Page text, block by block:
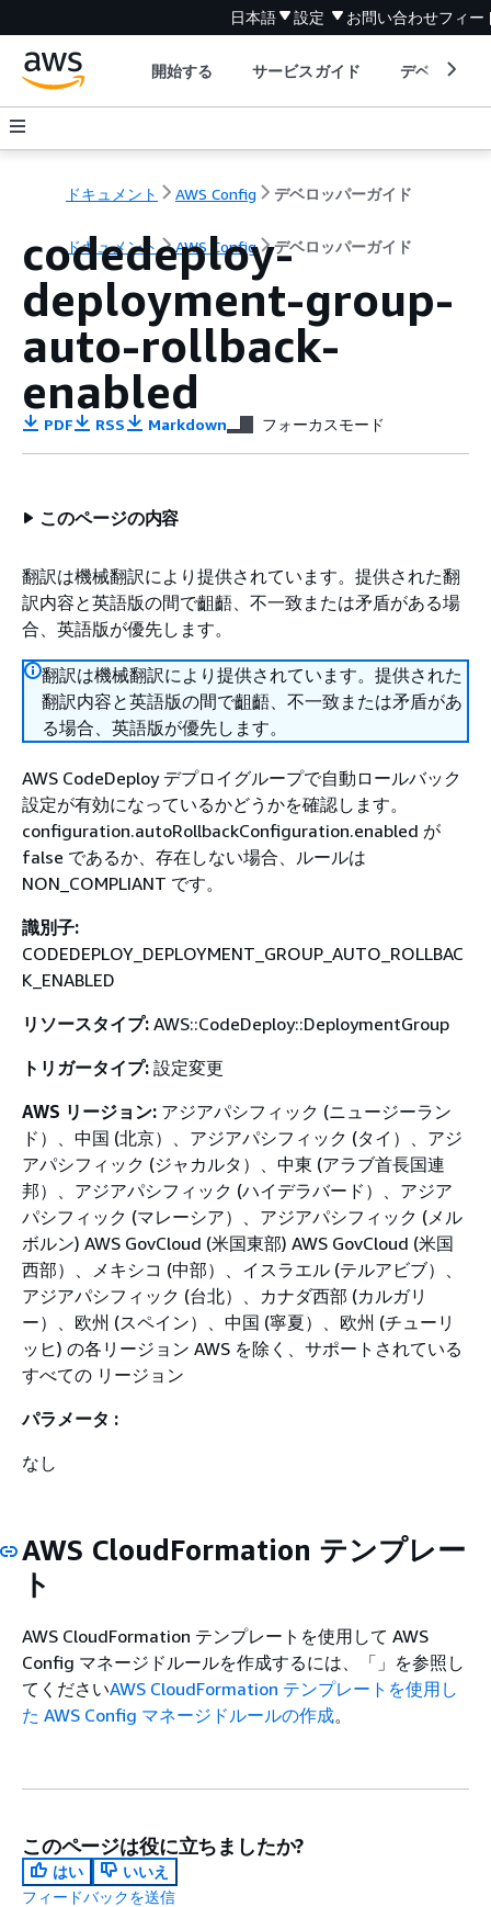
日本語 設定 お問い合わせフィー
開始する サービスガイド デベロッパ
ドキュメント AWS Config デベロッパーガイド
ドキュメント AWS Config デベロッパーガイド
codedeploy-
deployment-group-
auto-rollback-
enabled
PDF RSS Markdown フォーカスモード
このページの内容
翻訳は機械翻訳により提供されています。提供された翻
訳内容と英語版の間で齟齬、不一致または矛盾がある場
合、英語版が優先します。
翻訳は機械翻訳により提供されています。提供された
翻訳内容と英語版の間で齟齬、不一致または矛盾があ
る場合、英語版が優先します。
AWS CodeDeploy デプロイグループで自動ロールバック
設定が有効になっているかどうかを確認します。
configuration.autoRollbackConfiguration.enabled が
false であるか、存在しない場合、ルールは
NON_COMPLIANT です。
識別子:
CODEDEPLOY_DEPLOYMENT_GROUP_AUTO_ROLLBAC
K_ENABLED
リソースタイプ: AWS::CodeDeploy::DeploymentGroup
トリガータイプ: 設定変更
AWS リージョン: アジアパシフィック (ニュージーラン
ド）、中国 (北京）、アジアパシフィック (タイ）、アジ
アパシフィック (ジャカルタ）、中東 (アラブ首長国連
邦）、アジアパシフィック (ハイデラバード）、アジア
パシフィック (マレーシア）、アジアパシフィック (メル
ボルン) AWS GovCloud (米国東部) AWS GovCloud (米国
西部）、メキシコ (中部）、イスラエル (テルアビブ）、
アジアパシフィック (台北）、カナダ西部 (カルガリ
ー）、欧州 (スペイン）、中国 (寧夏）、欧州 (チューリ
ッヒ) の各リージョン AWS を除く、サポートされている
すべての リージョン
パラメータ :
なし
AWS CloudFormation テンプレー
ト
AWS CloudFormation テンプレートを使用して AWS
Config マネージドルールを作成するには、「」を参照し
てくださいAWS CloudFormation テンプレートを使用し
た AWS Config マネージドルールの作成。
このページは役に立ちましたか?
はい
いいえ
フィードバックを送信